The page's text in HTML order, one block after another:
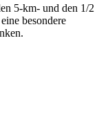
5-km- und den 1/2
besondere